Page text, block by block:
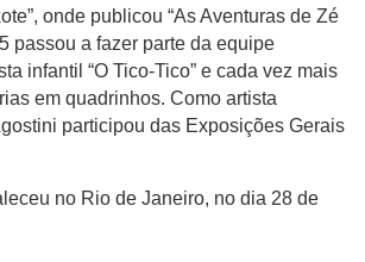
onde publicou “As Aventuras de Zé
passou a fazer parte da equipe
infantil “O Tico-Tico” e cada vez mais
em quadrinhos. Como artista
participou das Exposições Gerais
no Rio de Janeiro, no dia 28 de